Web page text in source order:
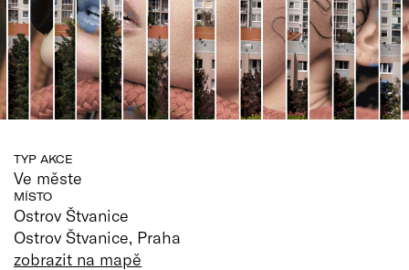
TYP AKCE
Ve měste
MÍSTO
Ostrov Štvanice
Ostrov Štvanice, Praha
zobrazit na mapě